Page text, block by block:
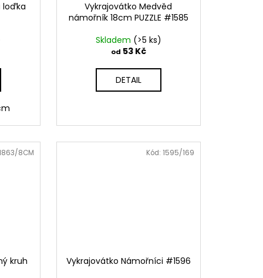
loďka
Vykrajovátko Medvěd
námořník 18cm PUZZLE #1585
Skladem (>5 ks)
od 53 Kč
DETAIL
kruh
8CM
Vykrajovátko Námořníci #1596
Kód: 1595/169